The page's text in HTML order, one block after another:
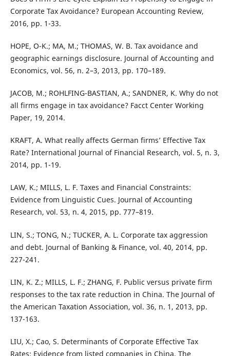
Corporate Tax Avoidance? European Accounting Review,
2016, pp. 1-33.
HOPE, O-K.; MA, M.; THOMAS, W. B. Tax avoidance and
geographic earnings disclosure. Journal of Accounting and
Economics, vol. 56, n. 2–3, 2013, pp. 170–189.
JACOB, M.; ROHLFING-BASTIAN, A.; SANDNER, K. Why do not
all firms engage in tax avoidance? Facct Center Working
Paper, 19, 2014.
KRAFT, A. What really affects German firms’ Effective Tax
Rate? International Journal of Financial Research, vol. 5, n. 3,
2014, pp. 1-19.
LAW, K.; MILLS, L. F. Taxes and Financial Constraints:
Evidence from Linguistic Cues. Journal of Accounting
Research, vol. 53, n. 4, 2015, pp. 777–819.
LIN, S.; TONG, N.; TUCKER, A. L. Corporate tax aggression
and debt. Journal of Banking & Finance, vol. 40, 2014, pp.
227-241.
LIN, K. Z.; MILLS, L. F.; ZHANG, F. Public versus private firm
responses to the tax rate reduction in China. The Journal of
the American Taxation Association, vol. 36, n. 1, 2013, pp.
137-163.
LIU, X.; Cao, S. Determinants of Corporate Effective Tax
Rates: Evidence from listed companies in China. The